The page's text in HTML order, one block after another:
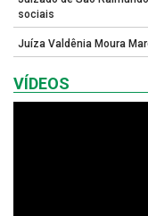
sociais
Juíza Valdênia Moura
VÍDEOS